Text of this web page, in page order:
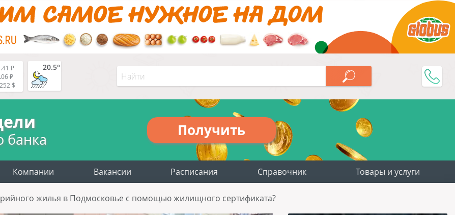
₽
₽
$
20.5°
банка
Получить
Компании Вакансии Расписания Справочник Товары и услуги
жилья в Подмосковье с помощью жилищного сертификата?